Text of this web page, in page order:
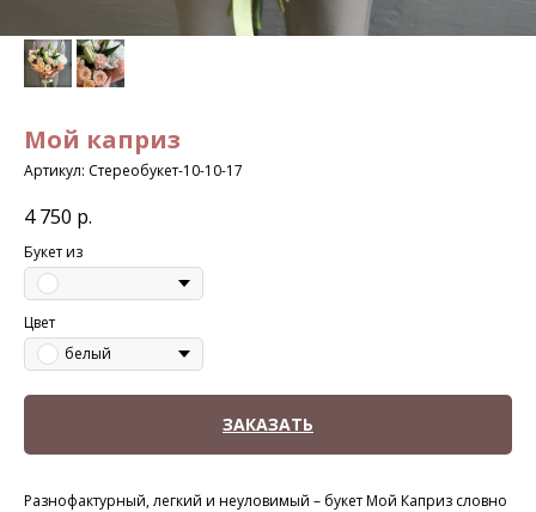
Мой каприз
Артикул: Стереобукет-10-10-17
4 750 р.
Букет из
Цвет
белый
ЗАКАЗАТЬ
Разнофактурный, легкий и неуловимый – букет Мой Каприз словно